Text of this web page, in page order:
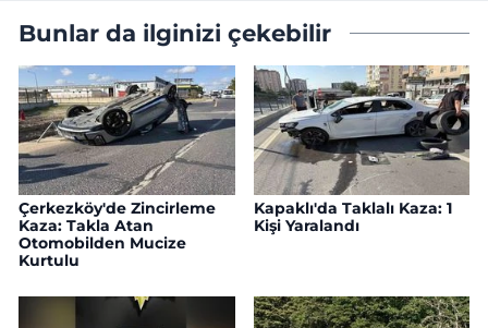
Bunlar da ilginizi çekebilir
Çerkezköy'de Zincirleme
Kaza: Takla Atan
Otomobilden Mucize
Kurtulu
Kapaklı'da Taklalı Kaza: 1
Kişi Yaralandı